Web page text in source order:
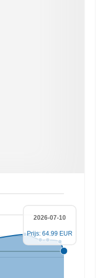
2026-07-10
Prijs: 64.99 EUR